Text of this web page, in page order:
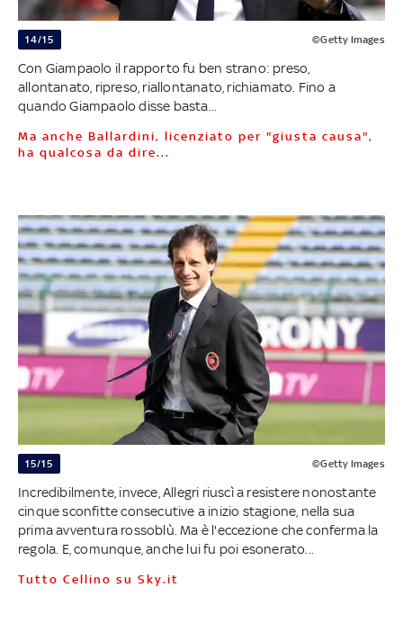
14/15 ©Getty Images
Con Giampaolo il rapporto fu ben strano: preso,
allontanato, ripreso, riallontanato, richiamato. Fino a
quando Giampaolo disse basta...
Ma anche Ballardini, licenziato per "giusta causa",
ha qualcosa da dire...
15/15 ©Getty Images
Incredibilmente, invece, Allegri riuscì a resistere nonostante
cinque sconfitte consecutive a inizio stagione, nella sua
prima avventura rossoblù. Ma è l'eccezione che conferma la
regola. E, comunque, anche lui fu poi esonerato...
Tutto Cellino su Sky.it